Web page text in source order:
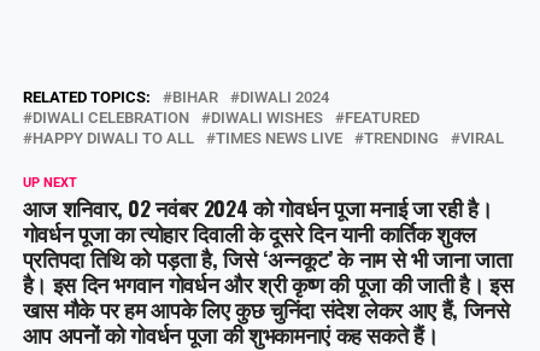
RELATED TOPICS: BIHAR
DIWALI 2024
DIWALI CELEBRATION
DIWALI WISHES
FEATURED
HAPPY DIWALI TO ALL
TIMES NEWS LIVE TRENDING VIRAL
UP NEXT
आज शनिवार, 02 नवंबर 2024 को गोवर्धन पूजा मनाई जा रही है।
गोवर्धन पूजा का त्योहार दिवाली के दूसरे दिन यानी कार्तिक शुक्ल
प्रतिपदा तिथि को पड़ता है, जिसे ‘अन्नकूट’ के नाम से भी जाना जाता
है। इस दिन भगवान गोवर्धन और श्री कृष्ण की पूजा की जाती है। इस
खास मौके पर हम आपके लिए कुछ चुनिंदा संदेश लेकर आए हैं, जिनसे
आप अपनों को गोवर्धन पूजा की शुभकामनाएं कह सकते हैं।